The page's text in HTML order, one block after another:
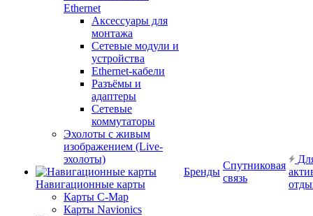
Ethernet
Аксессуары для
монтажа
Сетевые модули и
устройства
Ethernet-кабели
Разъёмы и
адаптеры
Сетевые
коммутаторы
Эхолоты с живым
изображением (Live-
эхолоты)
Навигационные карты
Карты C-Map
Карты Navionics
Бренды
Спутниковая
связь